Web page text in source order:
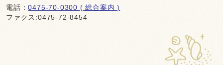
電話：0475-70-0300 ( 総合案内 )
ファクス:0475-72-8454